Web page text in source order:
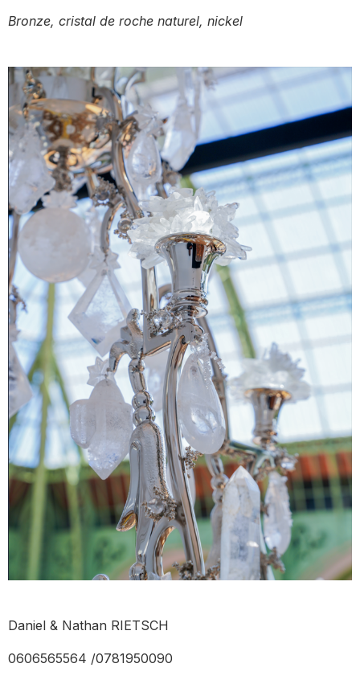
Bronze, cristal de roche naturel, nickel
Daniel & Nathan RIETSCH
0606565564 /0781950090